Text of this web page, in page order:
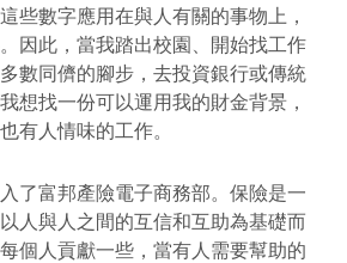
些數字應用在與人有關的事物上，
因此，當我踏出校園、開始找工作
數同儕的腳步，去投資銀行或傳統
想找一份可以運用我的財金背景，
有人情味的工作。
了富邦產險電子商務部。保險是一
人與人之間的互信和互助為基礎而
個人貢獻一些，當有人需要幫助的